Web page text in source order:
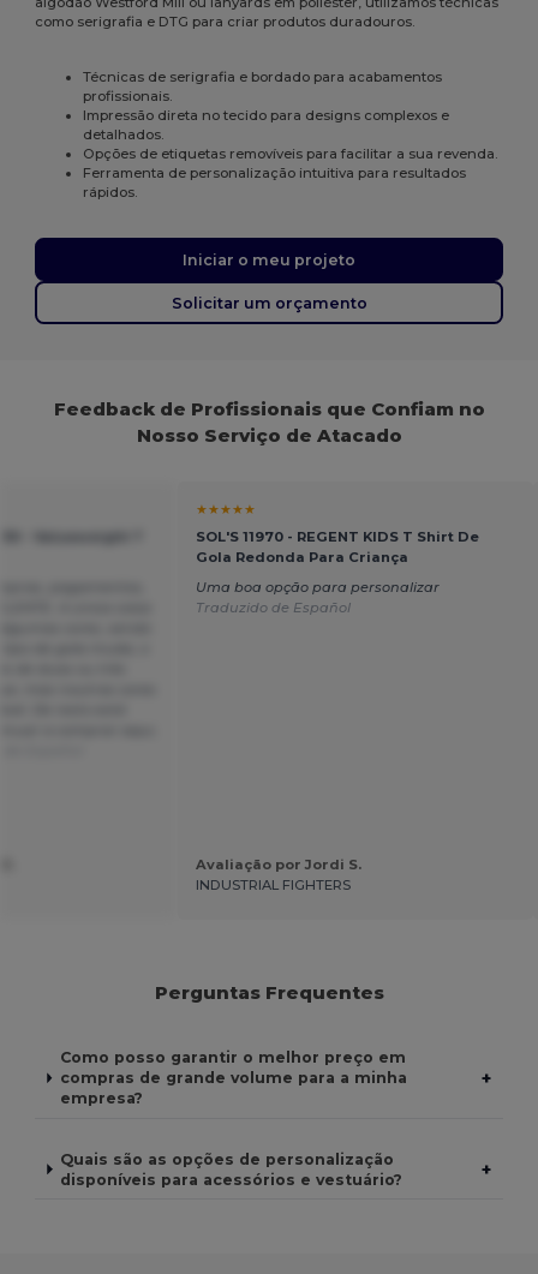
como serigrafia e DTG para criar produtos duradouros.
Técnicas de serigrafia e bordado para acabamentos
profissionais.
Impressão direta no tecido para designs complexos e
detalhados.
Opções de etiquetas removíveis para facilitar a sua revenda.
Ferramenta de personalização intuitiva para resultados
rápidos.
Iniciar o meu projeto
Solicitar um orçamento
Feedback de Profissionais que Confiam no
Nosso Serviço de Atacado
★★★★★
SOL'S 11970 - REGENT KIDS T Shirt De
Gola Redonda Para Criança
Uma boa opção para personalizar
Traduzido de Español
Avaliação por Jordi S.
INDUSTRIAL FIGHTERS
Perguntas Frequentes
Como posso garantir o melhor preço em
compras de grande volume para a minha
empresa?
+
Quais são as opções de personalização
disponíveis para acessórios e vestuário?
+